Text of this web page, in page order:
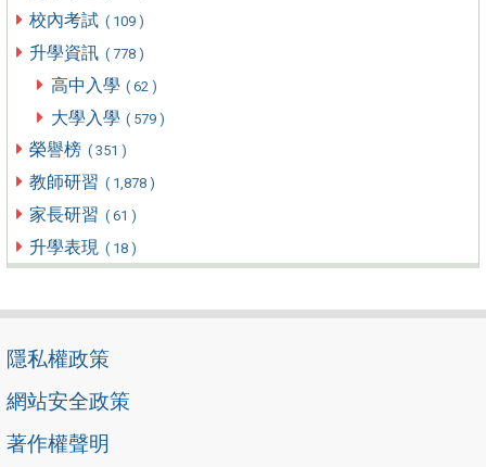
校內考試 ( 109 )
升學資訊 ( 778 )
高中入學 ( 62 )
大學入學 ( 579 )
榮譽榜 ( 351 )
教師研習 ( 1,878 )
家長研習 ( 61 )
升學表現 ( 18 )
隱私權政策
網站安全政策
著作權聲明